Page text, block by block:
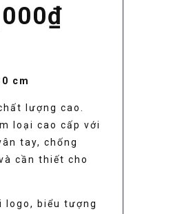
₫Giá
tại
là:
cm
lượng cao.
loại cao cấp với
tay, chống
cần thiết cho
logo, biểu tượng